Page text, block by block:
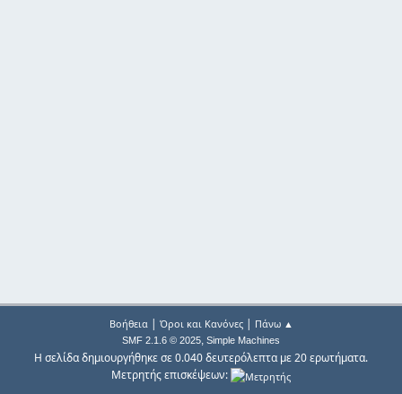
Βοήθεια| Όροι και Κανόνες| Πάνω ▲
SMF 2.1.6 © 2025, Simple Machines
Η σελίδα δημιουργήθηκε σε 0.040 δευτερόλεπτα με 20 ερωτήματα.
Μετρητής επισκέψεων: